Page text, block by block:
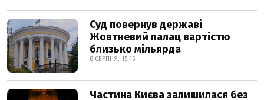
Суд повернув державі
Жовтневий палац вартістю
близько мільярда
8 СЕРПНЯ, 15:15
Частина Києва залишилася без